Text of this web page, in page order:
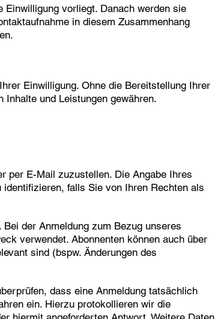
Einwilligung vorliegt. Danach werden sie
in diesem Zusammenhang
Einwilligung. Ohne die Bereitstellung Ihrer
Inhalte und Leistungen gewähren.
per E-Mail zuzustellen. Die Angabe Ihres
falls Sie von Ihren Rechten als
der Anmeldung zum Bezug unseres
verwendet. Abonnenten können auch über
sind (bspw. Änderungen des
dass eine Anmeldung tatsächlich
ein. Hierzu protokollieren wir die